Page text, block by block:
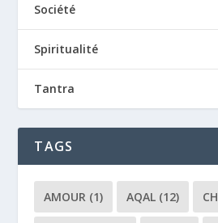
Société
Spiritualité
Tantra
TAGS
AMOUR (1) AQAL (12)